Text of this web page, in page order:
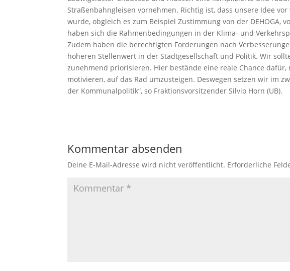
Straßenbahngleisen vornehmen. Richtig ist, dass unsere Idee
wurde, obgleich es zum Beispiel Zustimmung von der DEHOGA,
haben sich die Rahmenbedingungen in der Klima- und
Zudem haben die berechtigten Forderungen nach
höheren Stellenwert in der Stadtgesellschaft und Politik. Wir
zunehmend priorisieren. Hier bestände eine reale Chance
motivieren, auf das Rad umzusteigen. Deswegen setzen wir im
der Kommunalpolitik“, so Fraktionsvorsitzender Silvio Horn (UB).
Kommentar absenden
Deine E-Mail-Adresse wird nicht veröffentlicht. Erforderliche